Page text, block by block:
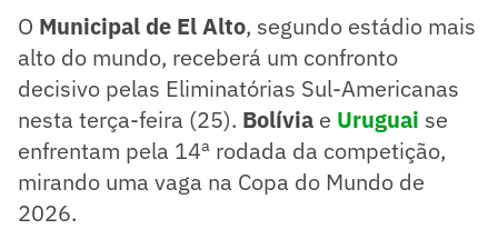
O Municipal de El Alto, segundo estádio mais
alto do mundo, receberá um confronto
decisivo pelas Eliminatórias Sul-Americanas
nesta terça-feira (25). Bolívia e Uruguai se
enfrentam pela 14ª rodada da competição,
mirando uma vaga na Copa do Mundo de
2026.